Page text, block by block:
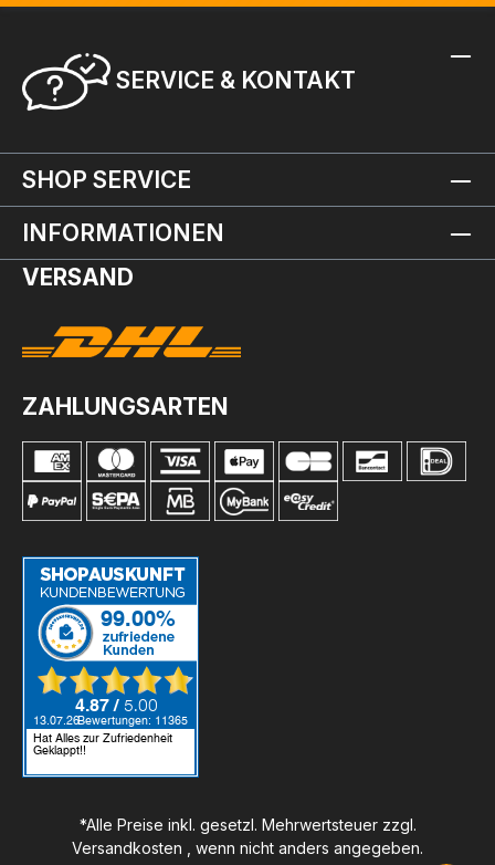
SERVICE & KONTAKT
SHOP SERVICE
INFORMATIONEN
VERSAND
ZAHLUNGSARTEN
*Alle Preise inkl. gesetzl. Mehrwertsteuer zzgl.
Versandkosten , wenn nicht anders angegeben.